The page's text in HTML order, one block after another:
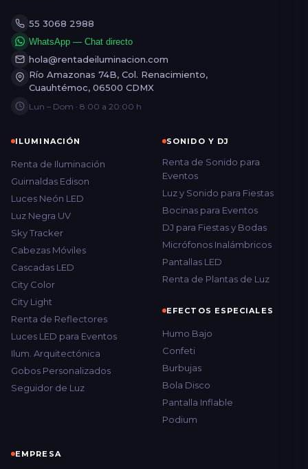
55 3068 2988
WhatsApp — Chat directo
hola@rentadeiluminacion.com
Río Amazonas 74B, Col. Renacimiento,
Cuauhtémoc, 06500 CDMX
Lun – Dom · 8:00 a 20:00 h
ILUMINACIÓN
Renta de Iluminación
Guirnaldas Edison
Luces Neón LED
Luz Negra UV
Sky Tracker
Cabezas Móviles
Cascadas LED
City Color
City Light
Renta de Reflectores
Luces LED para Eventos
Ilum. Arquitectónica
Gobos Personalizados
Seguidor de Luz
SONIDO Y DJ
Renta de Sonido para
Eventos
Luz y Sonido para Fiestas
Bocinas para Eventos
DJ para Fiestas y Bodas
Micrófonos Inalámbricos
Pantallas LED
Renta de Plantas de Luz
EFECTOS ESPECIALES
Humo Bajo
Confeti
Burbujas
Bola Disco
Pantalla Inflable
Podium
EMPRESA